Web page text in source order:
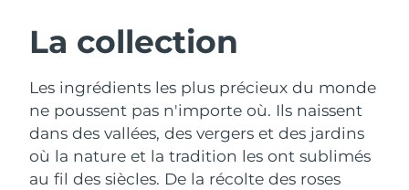
La collection
Les ingrédients les plus précieux du monde
ne poussent pas n'importe où. Ils naissent
dans des vallées, des vergers et des jardins
où la nature et la tradition les ont sublimés
au fil des siècles. De la récolte des roses
Nettoyage du visage
LUNA™ 4 coffret
Anti-aging massage
Lifting
BEAR™ 2 coffret
Microcurrent toning
Autriche
Belgique Livraison estimée8/10/26
Bermudes Livraison estimée8/16/26